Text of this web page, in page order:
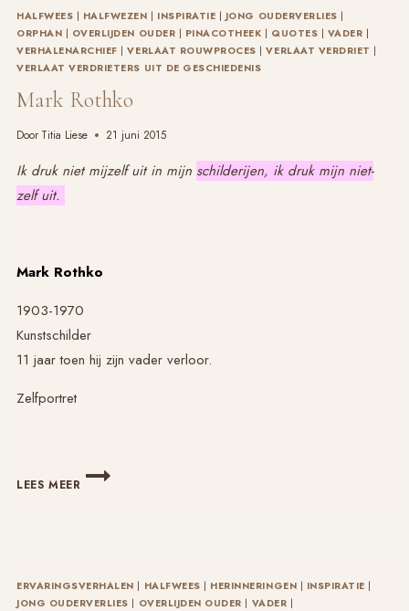
HALFWEES | HALFWEZEN | INSPIRATIE |JONG OUDERVERLIES |
ORPHAN | OVERLIJDEN OUDER | PINACOTHEEK | QUOTES | VADER |
VERHALENARCHIEF |VERLAAT ROUWPROCES |VERLAAT VERDRIET |
VERLAAT VERDRIETERS UIT DE GESCHIEDENIS
Mark Rothko
Door Titia Liese 21 juni 2015
Ik druk niet mijzelf uit in mijn schilderijen, ik druk mijn niet-
zelf uit.
Mark Rothko
1903-1970
Kunstschilder
11 jaar toen hij zijn vader verloor.
Zelfportret
LEES MEER
MARK
ROTHKO
ERVARINGSVERHALEN | HALFWEES | HERINNERINGEN | INSPIRATIE |
JONG OUDERVERLIES | OVERLIJDEN OUDER | VADER |